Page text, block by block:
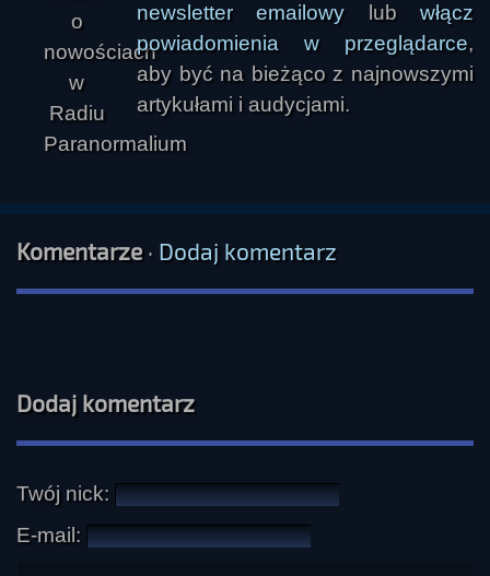
newsletter emailowy lubwłącz
powiadomienia w przeglądarce,
aby być na bieżąco z najnowszymi
artykułami i audycjami.
Komentarze· Dodaj komentarz
Dodaj komentarz
Twój nick:
E-mail: